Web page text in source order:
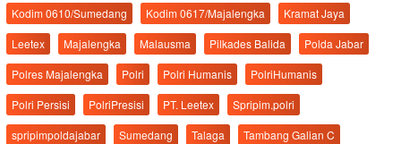
Kodim 0610/Sumedang
Kodim 0617/Majalengka
Kramat Jaya
Leetex
Majalengka Malausma Pilkades Balida
Polda Jabar
Polres Majalengka
Polri Polri Humanis
PolriHumanis
Polri Persisi
PolriPresisi PT. Leetex
Spripim.polri
spripimpoldajabar
Sumedang Talaga
Tambang Galian C